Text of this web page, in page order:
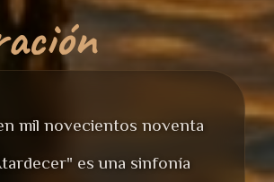
mil novecientos noventa
es una sinfonía